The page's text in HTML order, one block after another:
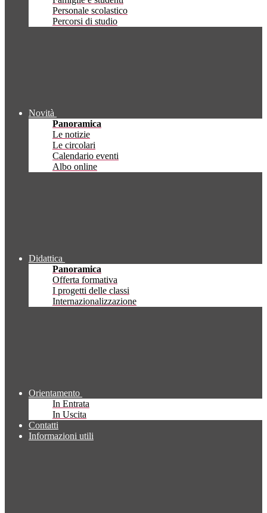
Personale scolastico
Percorsi di studio
Novità
Panoramica
Le notizie
Le circolari
Calendario eventi
Albo online
Didattica
Panoramica
Offerta formativa
I progetti delle classi
Internazionalizzazione
Orientamento
In Entrata
In Uscita
Contatti
Informazioni utili